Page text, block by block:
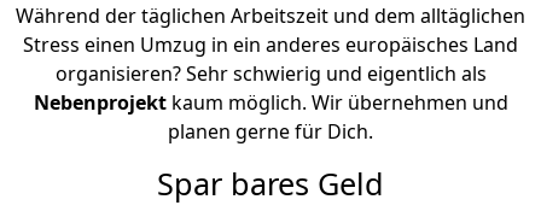
Während der täglichen Arbeitszeit und dem alltäglichen
Stress einen Umzug in ein anderes europäisches Land
organisieren? Sehr schwierig und eigentlich als
Nebenprojekt kaum möglich. Wir übernehmen und
planen gerne für Dich.
Spar bares Geld